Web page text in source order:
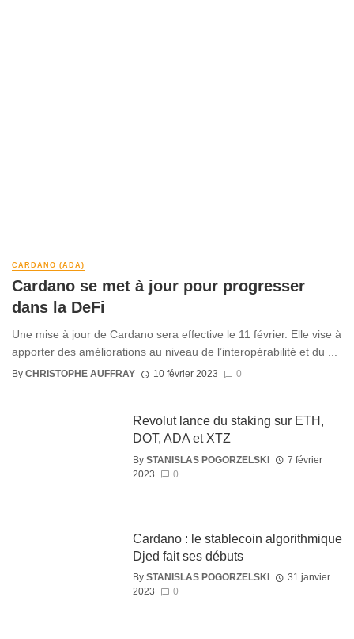
CARDANO (ADA)
Cardano se met à jour pour progresser
dans la DeFi
Une mise à jour de Cardano sera effective le 11 février. Elle vise à
apporter des améliorations au niveau de l’interopérabilité et du ...
By CHRISTOPHE AUFFRAY 10 février 2023 0
Revolut lance du staking sur ETH,
DOT, ADA et XTZ
By STANISLAS POGORZELSKI
7 février
2023
0
Cardano : le stablecoin algorithmique
Djed fait ses débuts
By STANISLAS POGORZELSKI
31 janvier
2023
0